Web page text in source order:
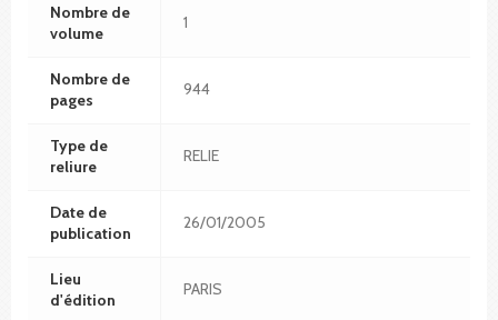
Nombre de
volume
1
Nombre de
pages
944
Type de
reliure
RELIE
Date de
publication
26/01/2005
Lieu
d'édition
PARIS